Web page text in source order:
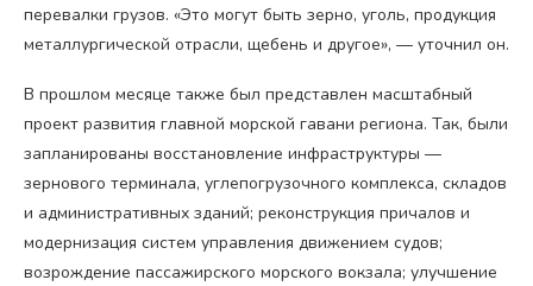
перевалки грузов. «Это могут быть зерно, уголь, продукция
металлургической отрасли, щебень и другое», — уточнил он.
В прошлом месяце также был представлен масштабный
проект развития главной морской гавани региона. Так, были
запланированы восстановление инфраструктуры —
зернового терминала, углепогрузочного комплекса, складов
и административных зданий; реконструкция причалов и
модернизация систем управления движением судов;
возрождение пассажирского морского вокзала; улучшение